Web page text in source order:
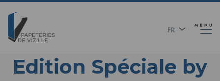
Aller
contenu
principal
FR
MENU
Edition Spéciale by
Panneau de gestion des cookies